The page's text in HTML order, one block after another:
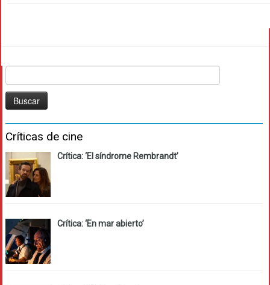
Críticas de cine
Crítica: ‘El síndrome Rembrandt’
Crítica: ‘En mar abierto’